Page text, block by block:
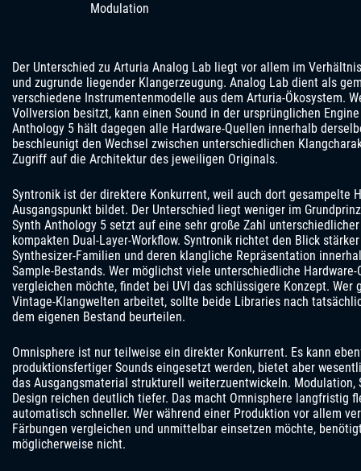
Modulation
Der Unterschied zu Arturia Analog Lab liegt vor allem im
und zugrunde liegender Klangerzeugung. Analog Lab dient als
verschiedene Instrumentenmodelle aus dem Arturia-Ökosystem.
Vollversion besitzt, kann einen Sound in der ursprünglichen
Anthology 5 hält dagegen alle Hardware-Quellen innerhalb
beschleunigt den Wechsel zwischen unterschiedlichen
Zugriff auf die Architektur des jeweiligen Originals.
Syntronik ist der direktere Konkurrent, weil auch dort gesampelte
Ausgangspunkt bildet. Der Unterschied liegt weniger im
Synth Anthology 5 setzt auf eine sehr große Zahl
kompakten Dual-Layer-Workflow. Syntronik richtet den Blick
Synthesizer-Familien und deren klangliche Repräsentation
Sample-Bestands. Wer möglichst viele unterschiedliche
vergleichen möchte, findet bei UVI das schlüssigere Konzept. Wer
Vintage-Klangwelten arbeitet, sollte beide Libraries nach
dem eigenen Bestand beurteilen.
Omnisphere ist nur teilweise ein direkter Konkurrent. Es kann
produktionsfertiger Sounds eingesetzt werden, bietet aber
das Ausgangsmaterial strukturell weiterzuentwickeln. Modulation,
Design reichen deutlich tiefer. Das macht Omnisphere langfristig
automatisch schneller. Wer während einer Produktion vor allem
Färbungen vergleichen und unmittelbar einsetzen möchte,
möglicherweise nicht.